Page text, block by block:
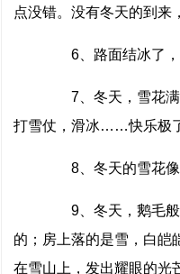
点没错。没有冬天的到来
6、路面结冰了，
7、冬天，雪花满
打雪仗，滑冰……快乐极
8、冬天的雪花像
9、冬天，鹅毛般
的；房上落的是雪，白皑
在雪山上，发出耀眼的光